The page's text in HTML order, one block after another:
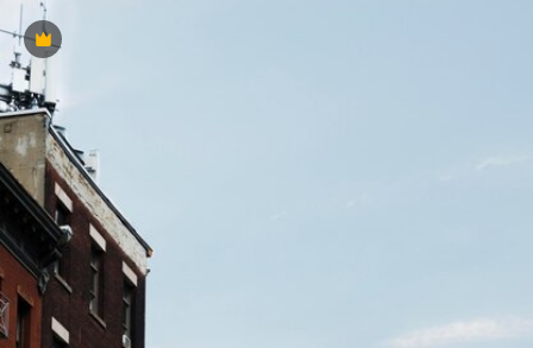
Premium